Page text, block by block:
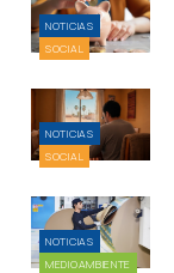
NOTICIAS
SOCIAL
NOTICIAS
SOCIAL
NOTICIAS
MEDIOAMBIENTE